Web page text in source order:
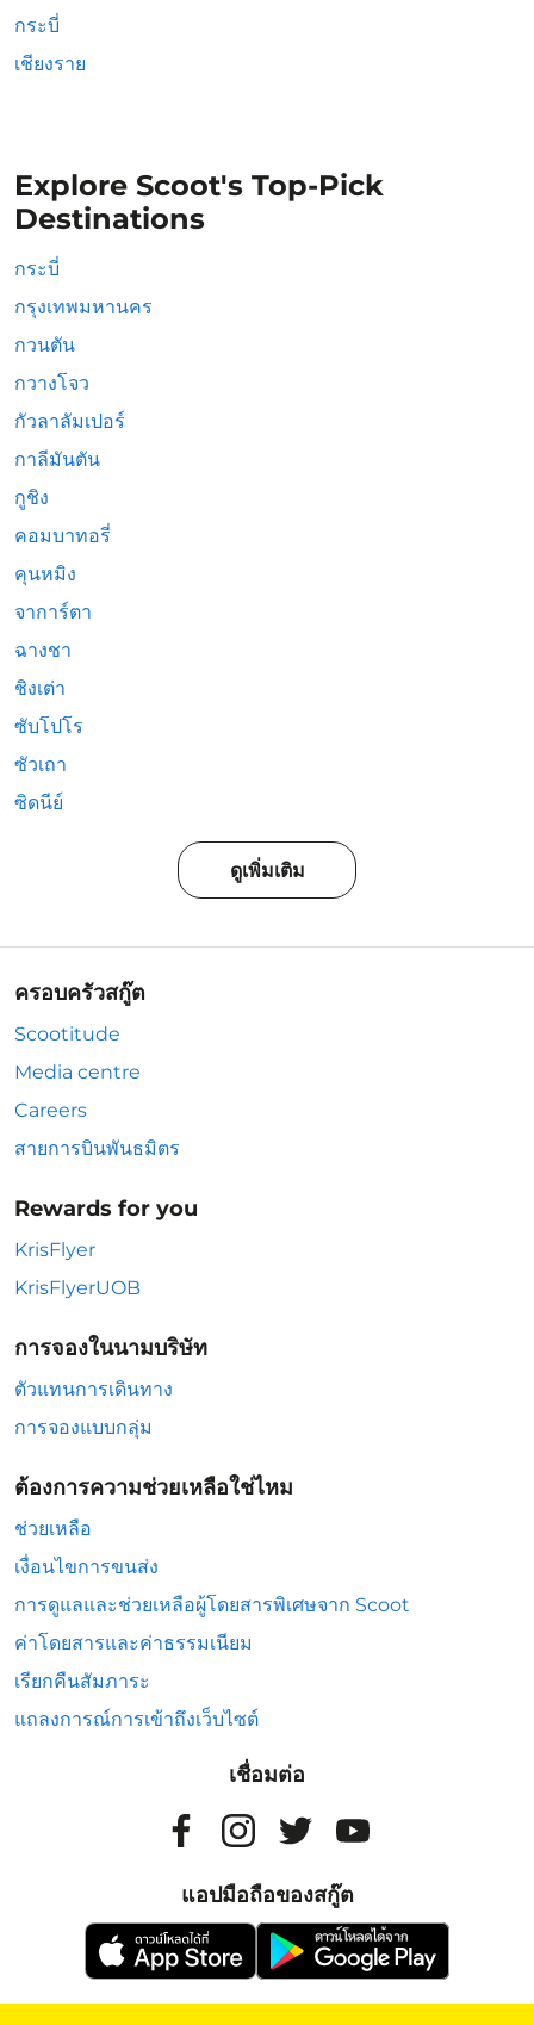
กระบี่
เชียงราย
Explore Scoot's Top-Pick
Destinations
กระบี่
กรุงเทพมหานคร
กวนตัน
กวางโจว
กัวลาลัมเปอร์
กาลีมันตัน
กูชิง
คอมบาทอรี่
คุนหมิง
จาการ์ตา
ฉางชา
ชิงเต่า
ซับโปโร
ซัวเถา
ซิดนีย์
ดูเพิ่มเติม
ครอบครัวสกู๊ต
Scootitude
Media centre
Careers
สายการบินพันธมิตร
Rewards for you
KrisFlyer
KrisFlyerUOB
การจองในนามบริษัท
ตัวแทนการเดินทาง
การจองแบบกลุ่ม
ต้องการความช่วยเหลือใช่ไหม
ช่วยเหลือ
เงื่อนไขการขนส่ง
การดูแลและช่วยเหลือผู้โดยสารพิเศษจาก Scoot
ค่าโดยสารและค่าธรรมเนียม
เรียกคืนสัมภาระ
แถลงการณ์การเข้าถึงเว็บไซต์
เชื่อมต่อ
แอปมือถือของสกู๊ต